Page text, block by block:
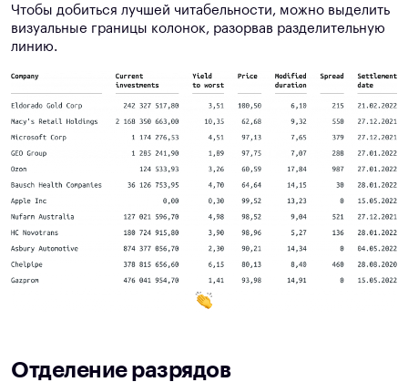
Чтобы добиться лучшей читабельности, можно выделить
визуальные границы колонок, разорвав разделительную
линию.
Отделение разрядов